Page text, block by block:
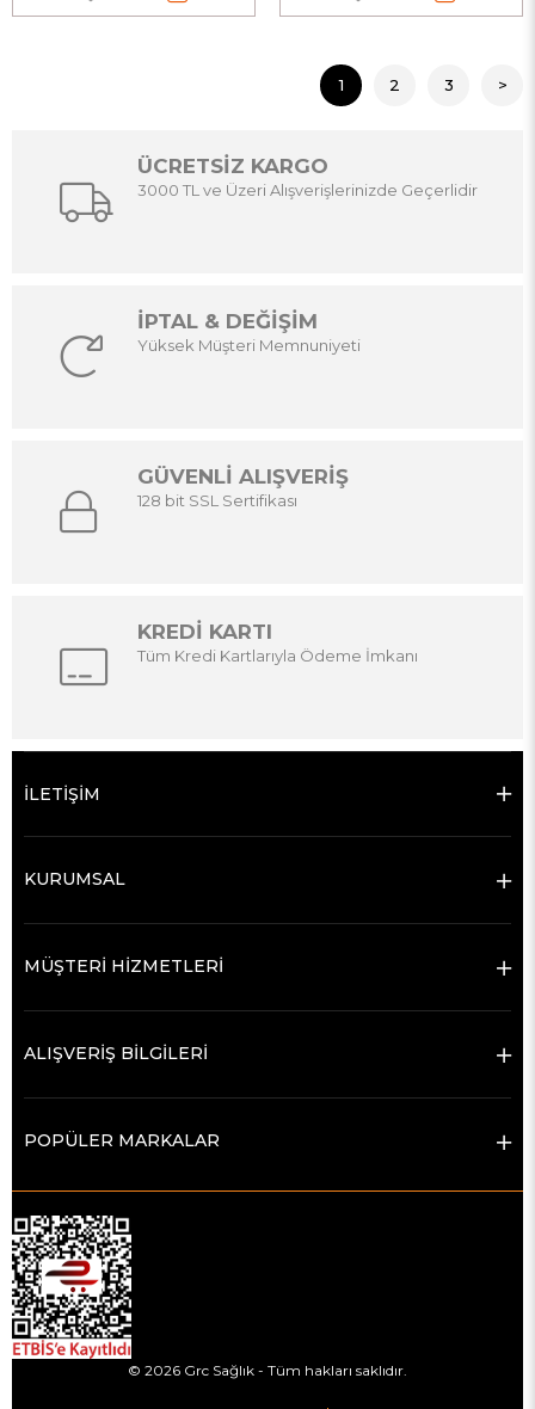
1 2 3 >
ÜCRETSİZ KARGO
3000 TL ve Üzeri Alışverişlerinizde Geçerlidir
İPTAL & DEĞİŞİM
Yüksek Müşteri Memnuniyeti
GÜVENLİ ALIŞVERİŞ
128 bit SSL Sertifikası
KREDİ KARTI
Tüm Kredi Kartlarıyla Ödeme İmkanı
İLETİŞİM
KURUMSAL
MÜŞTERİ HİZMETLERİ
ALIŞVERİŞ BİLGİLERİ
POPÜLER MARKALAR
© 2026 Grc Sağlık - Tüm hakları saklıdır.